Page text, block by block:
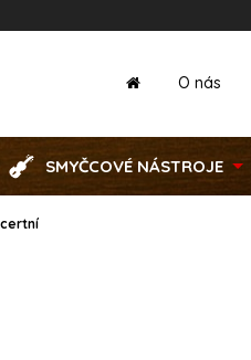
O nás
SMYČCOVÉ NÁSTROJE